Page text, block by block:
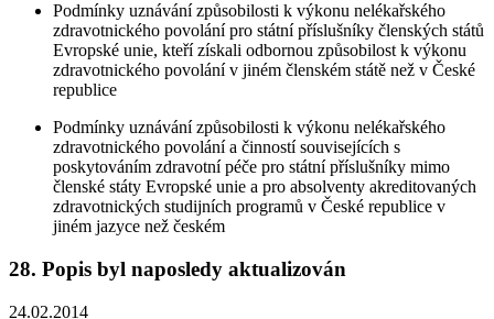
Podmínky uznávání způsobilosti k výkonu nelékařského
zdravotnického povolání pro státní příslušníky členských států
Evropské unie, kteří získali odbornou způsobilost k výkonu
zdravotnického povolání v jiném členském státě než v České
republice
Podmínky uznávání způsobilosti k výkonu nelékařského
zdravotnického povolání a činností souvisejících s
poskytováním zdravotní péče pro státní příslušníky mimo
členské státy Evropské unie a pro absolventy akreditovaných
zdravotnických studijních programů v České republice v
jiném jazyce než českém
28. Popis byl naposledy aktualizován
24.02.2014